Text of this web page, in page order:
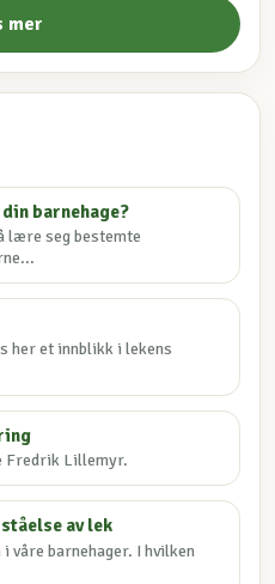
mer
barnehage?
lære seg bestemte
her et innblikk i lekens
Fredrik Lillemyr.
av lek
våre barnehager. I hvilken